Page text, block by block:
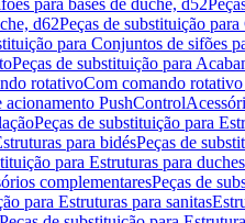
para bases de duche, d52
d62Peças de substituição
para Conjuntos de sifões
Peças de substituição para
rotativoCom comando
acionamento PushControl
Peças de substituição para
para bidésPeças de
para Estruturas para
complementaresPeças de
para Estruturas para sanitas